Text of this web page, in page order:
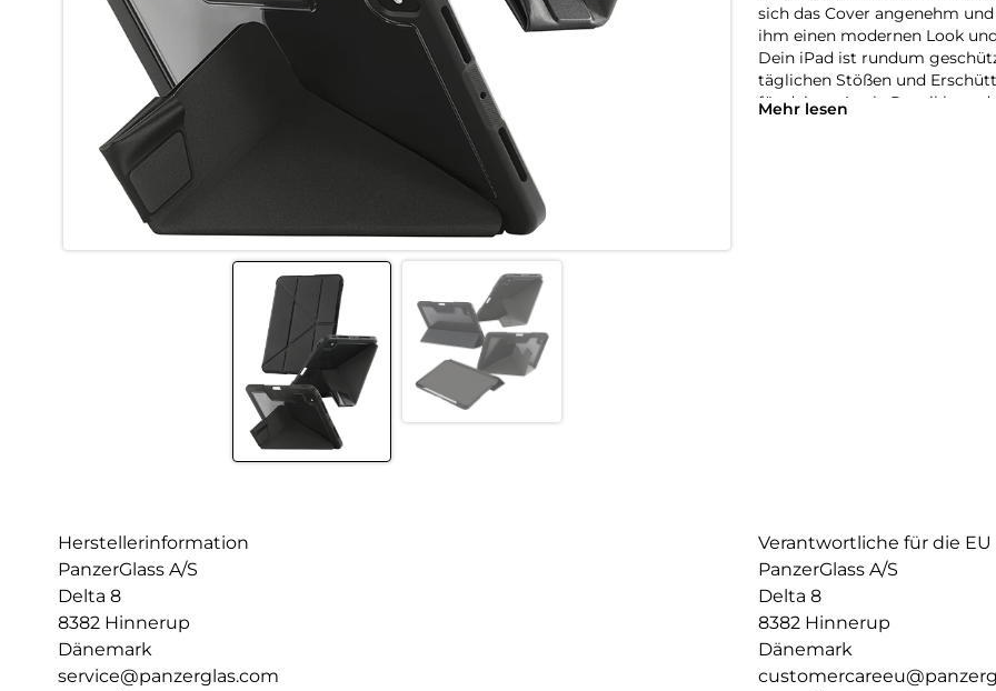
sich das Cover angenehm
ihm einen modernen Look
Dein iPad ist rundum
täglichen Stößen und
für deinen Apple Pencil hast
Mehr lesen
Herstellerinformation
PanzerGlass A/S
Delta 8
8382 Hinnerup
Dänemark
service@panzerglas.com
Verantwortliche für die EU
PanzerGlass A/S
Delta 8
8382 Hinnerup
Dänemark